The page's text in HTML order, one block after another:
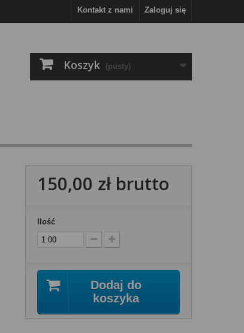
Zaloguj się
Kontakt z nami
Koszyk (pusty)
150,00 zł brutto
Ilość
Dodaj do
koszyka